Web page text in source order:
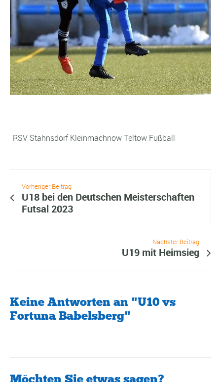
RSV Stahnsdorf Kleinmachnow Teltow Fußball
Vorheriger Beitrag
U18 bei den Deutschen Meisterschaften
Futsal 2023
Nächster Beitrag
U19 mit Heimsieg
Keine Antworten an "U10 vs
Fortuna Babelsberg"
Möchten Sie etwas sagen?